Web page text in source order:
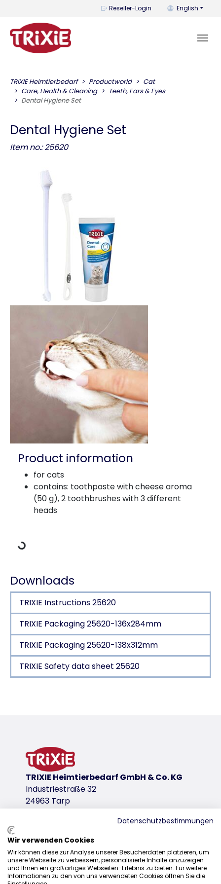
Reseller-Login You can
English
TRIXIE Heimtierbedarf Productworld
Cat
Care, Health & Cleaning
Teeth, Ears & Eyes
Dental Hygiene Set
Dental Hygiene Set
Item no.: 25620
Product information
for cats
contains: toothpaste with cheese aroma
(50 g), 2 toothbrushes with 3 different
heads
Loading Data
Downloads
TRIXIE Instructions 25620
TRIXIE Packaging 25620-136x284mm
TRIXIE Packaging 25620-138x312mm
TRIXIE Safety data sheet 25620
product variant
product variant: unique product number
download links
TRIXIE Instructions 25620
TRIXIE Packaging 25620-138x312mm
TRIXIE Safety data sheet 25620
TRIXIE Heimtierbedarf GmbH & Co. KG
Industriestraße 32
24963 Tarp
Sales
0207 1542940
sales@trixieuk.uk
Datenschutzbestimmungen
Wir verwenden Cookies
Wir können diese zur Analyse unserer Besucherdaten platzieren, um
unsere Webseite zu verbessern, personalisierte Inhalte anzuzeigen
und Ihnen ein großartiges Webseiten-Erlebnis zu bieten. Für weitere
Informationen zu den von uns verwendeten Cookies öffnen Sie die